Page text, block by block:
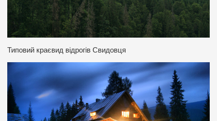
Типовий краєвид відрогів Свидовця